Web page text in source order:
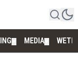
MEDIA